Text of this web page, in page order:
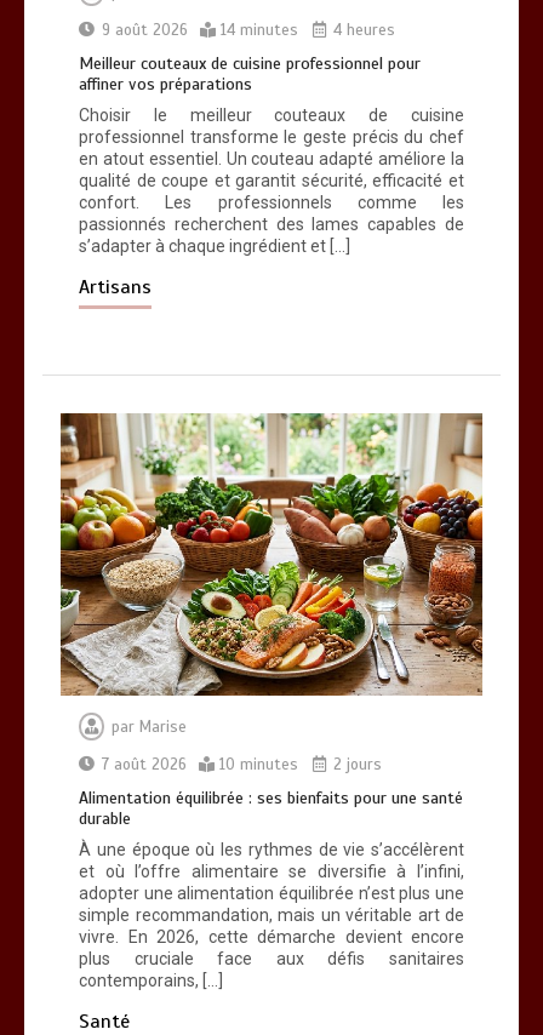
9 août 2026
14 minutes 4 heures
Meilleur couteaux de cuisine professionnel pour
affiner vos préparations
Choisir le meilleur couteaux de cuisine
professionnel transforme le geste précis du chef
en atout essentiel. Un couteau adapté améliore la
qualité de coupe et garantit sécurité, efficacité et
confort. Les professionnels comme les
passionnés recherchent des lames capables de
s’adapter à chaque ingrédient et […]
Artisans
par Marise
7 août 2026
10 minutes 2 jours
Alimentation équilibrée : ses bienfaits pour une santé
durable
À une époque où les rythmes de vie s’accélèrent
et où l’offre alimentaire se diversifie à l’infini,
adopter une alimentation équilibrée n’est plus une
simple recommandation, mais un véritable art de
vivre. En 2026, cette démarche devient encore
plus cruciale face aux défis sanitaires
contemporains, […]
Santé